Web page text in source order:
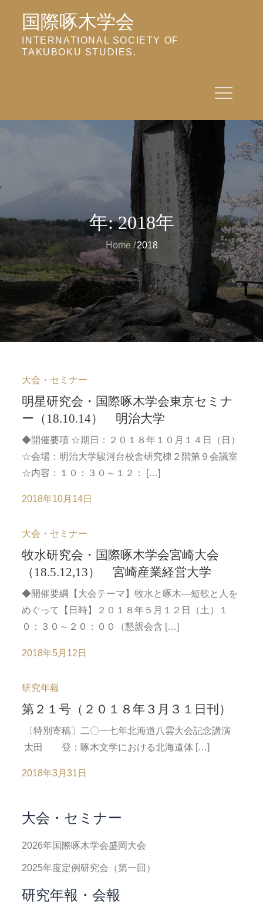
content
国際啄木学会
INTERNATIONAL SOCIETY OF
TAKUBOKU STUDIES.
年:2018年
Home 2018
大会・セミナー
明星研究会・国際啄木学会東京セミナ
ー（18.10.14） 明治大学
◆開催要項 ☆期日：２０１８年１０月１４日（日）
☆会場：明治大学駿河台校舎研究棟２階第９会議室
☆内容：１０：３０～１２： […]
2018年10月14日
大会・セミナー
牧水研究会・国際啄木学会宮崎大会
（18.5.12,13） 宮崎産業経営大学
◆開催要綱【大会テーマ】牧水と啄木―短歌と人を
めぐって【日時】２０１８年５月１２日（土）１
０：３０～２０：００（懇親会含 […]
2018年5月12日
研究年報
第２１号（２０１８年３月３１日刊）
〔特別寄稿〕二〇一七年北海道八雲大会記念講演
太田 登：啄木文学における北海道体 […]
2018年3月31日
大会・セミナー
2026年国際啄木学会盛岡大会
2025年度定例研究会（第一回）
研究年報・会報